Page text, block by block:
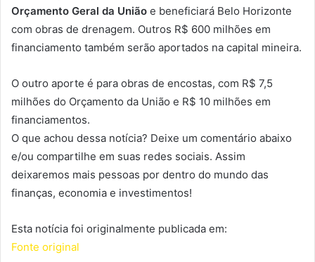
Orçamento Geral da União e beneficiará Belo Horizonte
com obras de drenagem. Outros R$ 600 milhões em
financiamento também serão aportados na capital mineira.
O outro aporte é para obras de encostas, com R$ 7,5
milhões do Orçamento da União e R$ 10 milhões em
financiamentos.
O que achou dessa notícia? Deixe um comentário abaixo
e/ou compartilhe em suas redes sociais. Assim
deixaremos mais pessoas por dentro do mundo das
finanças, economia e investimentos!
Esta notícia foi originalmente publicada em:
Fonte original